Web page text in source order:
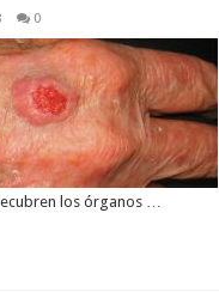
0
los órganos …